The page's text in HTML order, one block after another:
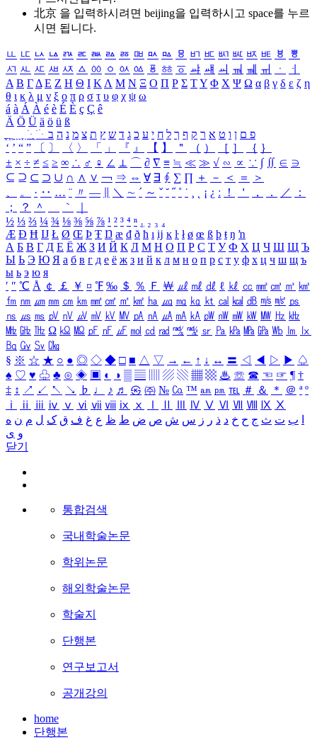
北京 을 입력하시려면 beijing을 입력하시고 space를 누르
시면 됩니다.
ㅥ ㅦ ㅧ ㅨ ㅩ ㅪ ㅫ ㅬ ㅭ ㅮ ㅯ ㅰ ㅱ ㅲ ㅳ ㅴ ㅵ ㅶ ㅷ ㅸ
ㅹ
ㅺ ㅻ ㅼ ㅽ ㅾ ㅿ ㆀ ㆁ ㆂ ㆃ ㆄ ㆅ ㆆ ㆇ ㆈ ㆉ ㆊ ㆋ ㆌ ㆍ
ㆎ
Α Β ΓΔ Ε Ζ Η Θ Ι ΚΛ Μ Ν Ξ Ο Π Ρ Σ ΤΥ Φ Χ Ψ Ω α β γ δ ε ζ η
θ ι κ λ μ ν ξ ο π ρ σ τ υ φ χ ψ ω
á à Á À é è É È ç Ç ê
Ä Ö Ü ä ö ü ß
ִֶֹ ֻּ ׁׂ פ ם ן ו ט א ר ק ף ך ל ח י ע כ ג ד ש ץ ת צ מ נ ה ב
‘ ’ “ ” 〔 〕 〈 〉 「 」 『 』 【 】 ＂ （ ） ［ ］ ｛ ｝
± × ÷ ≠ ≤ ≥ ∞ ∴ ♂ ♀ ∠ ⊥ ⌒ ∂ ∇ ≡ ≒ ≪ ≫ √ ∽ ∝ ∵ ∫ ∬ ∈ ∋
⊆ ⊇ ⊂ ⊃ ∪ ∩ ∧ ∨ ￢ ⇒ ⇔ ∀ ∃ ∮ ∑ ∏ ＋ － ＜ ＝
＞
、
。 · ‥ … ¨ 〃 ― ＼ ∼ ´ ～ ˇ ˘ ˝ ˚ ˙ ¸ ¡ ¿ ː ！ ＇ ， ． ／
：
；
？ ＾ ｀
½ ⅓ ⅔ ¼ ¾ ⅛ ⅜ ⅝ ⅞ ¹ ² ³ ⁴ ⁿ ₁ ₂ ₃ ₄
Æ Ð Ħ Ĳ Ł Ø Œ Þ Ŧ Ŋ æ đ ð ħ ı ĳ ĸ ŀ ł ø œ ß þ ŧ ŋ ŉ
А Б В Г Д Е Ё Ж З И Й К Л М Н О П Р С Т У Ф Х Ц Ч Ш Щ Ъ
Ы Ь Э Ю Я а б в г д е ё ж з и й к л м н о п р с т у ф х ц ч ш щ ъ
ы ь э ю я
′ ″ ℃ Å ￠ ￡ ￥ ¤ ℉ ‰ ＄ ％ Ｆ ￦ ㎕ ㎖ ㎗ ℓ ㎘ ㏄ ㎣ ㎤ ㎥ ㎦
㎙ ㎚ ㎛ ㎜ ㎝ ㎞ ㎟ ㎠ ㎡ ㎢ ㏊ ㎍ ㎎ ㎏ ㏏ ㎈ ㎉ ㏈ ㎧ ㎨ ㎰
㎱ ㎲ ㎳ ㎴ ㎵ ㎶ ㎷ ㎸ ㎹ ㎀ ㎁ ㎂ ㎃ ㎄ ㎺ ㎻ ㎽ ㎾ ㎿ ㎐ ㎑
㎒ ㎓ ㎔ Ω ㏀ ㏁ ㎊ ㎋ ㎌ ㏖ ㏅ ㎭ ㎮ ㎯ ㏛ ㎩ ㎪ ㎫ ㎬ ㏝ ㏐
㏓
㏃ ㏉ ㏜ ㏆
§ ※ ☆ ★ ○ ● ◎ ◇ ◆ □ ■ △ ▽ → ← ↑ ↓ ↔ 〓 ◁ ◀ ▷ ▶ ♤
♠ ♡ ♥ ♧ ♣ ⊙ ◈ ▣ ◐ ◑ ▒ ▤ ▨ ▧ ▦ ▩ ♨ ☏ ☎ ☜ ☞ ¶ †
‡ ↕ ↗ ↙ ↖ ↘ ♭ ♩ ♪ ♬ ㉿ ㈜ № ㏇ ™ ㏂ ㏘ ℡ ＃ ＆ ＊ ＠ ª º
ⅰ
ⅱ ⅲ ⅳ ⅴ ⅵ ⅶ ⅷ ⅸ ⅹ Ⅳ Ⅴ Ⅵ Ⅶ Ⅷ Ⅸ Ⅹ
ب ت ث ج ح خ د ذ ر ز س ش ص ض ط ظ ع غ ف ق ک ل م ن ه
و ی
닫기
통합검색
국내학술논문
학위논문
해외학술논문
학술지
단행본
연구보고서
공개강의
home
단행본